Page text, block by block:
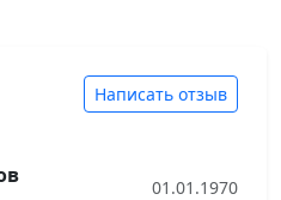
Написать отзыв
01.01.1970